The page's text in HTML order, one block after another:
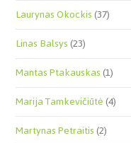
Laurynas Okockis(37)
Linas Balsys(23)
Mantas Ptakauskas(1)
Marija Tamkevičiūtė(4)
Martynas Petraitis(2)